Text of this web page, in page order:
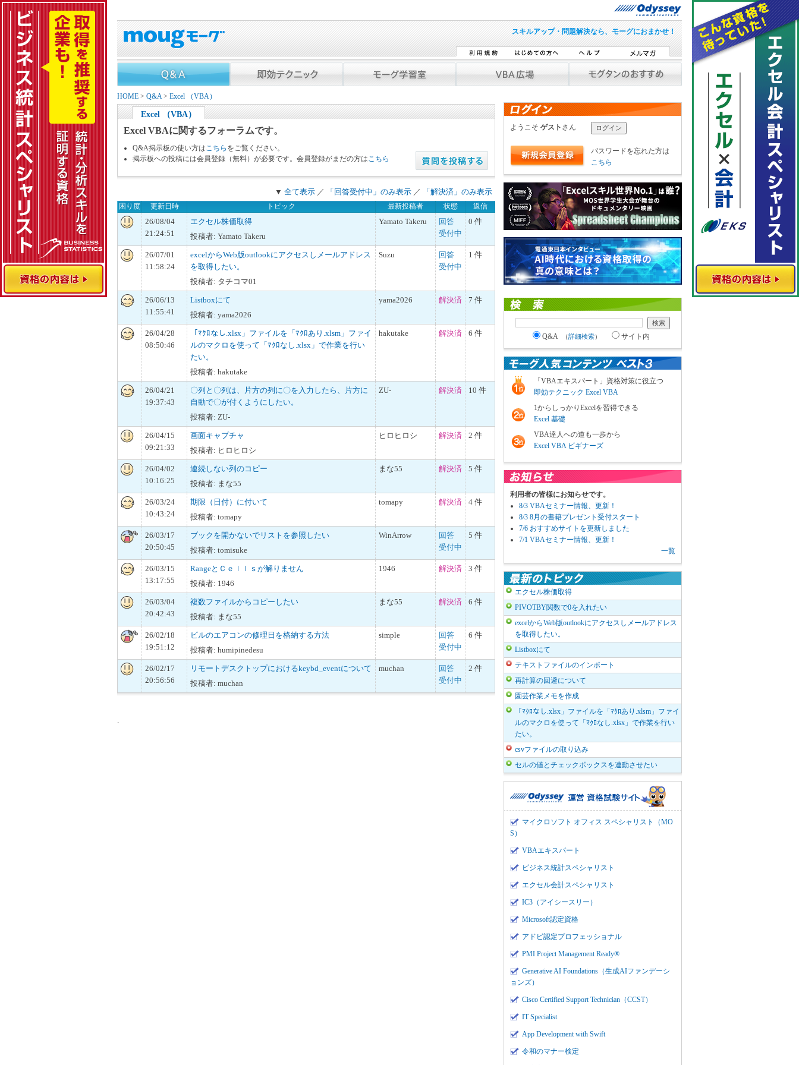
スキルアップ・問題解決なら、モーグにおまかせ！
HOME > Q&A> Excel （VBA）
Excel （VBA）
Excel VBAに関するフォーラムです。
Q&A掲示板の使い方は こちら をご覧ください。
掲示板への投稿には会員登録（無料）が必要です。会員登録がまだの方は こちら
▼ 全て表示 ／ 「回答受付中」のみ表示 ／ 「解決済」のみ表示
困り度 更新日時 トピック 最新投稿者 状態 返信
26/08/04
21:24:51
エクセル株価取得
投稿者: Yamato Takeru
Yamato Takeru
回答
受付中
0 件
26/07/01
11:58:24
excelからWeb版outlookにアクセスしメールアドレス
を取得したい。
投稿者: タチコマ01
Suzu
回答
受付中
1 件
26/06/13
11:55:41
Listboxにて
投稿者: yama2026
yama2026 解決済 7 件
26/04/28
08:50:46
「ﾏｸﾛなし.xlsx」ファイルを「ﾏｸﾛあり.xlsm」ファイ
ルのマクロを使って「ﾏｸﾛなし.xlsx」で作業を行い
たい。
投稿者: hakutake
hakutake 解決済 6 件
26/04/21
19:37:43
〇列と〇列は、片方の列に〇を入力したら、片方に
自動で〇が付くようにしたい。
投稿者: ZU-
ZU- 解決済 10 件
26/04/15
09:21:33
画面キャプチャ
投稿者: ヒロヒロシ
ヒロヒロシ 解決済 2 件
26/04/02
10:16:25
連続しない列のコピー
投稿者: まな55
まな55 解決済 5 件
26/03/24
10:43:24
期限（日付）に付いて
投稿者: tomapy
tomapy 解決済 4 件
26/03/17
20:50:45
ブックを開かないでリストを参照したい
投稿者: tomisuke
WinArrow
回答
受付中
5 件
26/03/15
13:17:55
RangeとＣｅｌｌｓが解りません
投稿者: 1946
1946 解決済 3 件
26/03/04
20:42:43
複数ファイルからコピーしたい
投稿者: まな55
まな55 解決済 6 件
26/02/18
19:51:12
ビルのエアコンの修理日を格納する方法
投稿者: humipinedesu
simple
回答
受付中
6 件
26/02/17
20:56:56
リモートデスクトップにおけるkeybd_eventについて
投稿者: muchan
muchan
回答
受付中
2 件
ようこそ ゲスト さん
パスワードを忘れた方は
こちら
Q&A （詳細検索） サイト内
「VBAエキスパート」資格対策に役立つ
即効テクニック Excel VBA
1からしっかりExcelを習得できる
Excel 基礎
VBA達人への道も一歩から
Excel VBA ビギナーズ
利用者の皆様にお知らせです。
8/3 VBAセミナー情報、更新！
8/3 8月の書籍プレゼント受付スタート
7/6 おすすめサイトを更新しました
7/1 VBAセミナー情報、更新！
一覧
エクセル株価取得
PIVOTBY関数で0を入れたい
excelからWeb版outlookにアクセスしメールアドレス
を取得したい。
Listboxにて
テキストファイルのインポート
再計算の回避について
園芸作業メモを作成
「ﾏｸﾛなし.xlsx」ファイルを「ﾏｸﾛあり.xlsm」ファイ
ルのマクロを使って「ﾏｸﾛなし.xlsx」で作業を行い
たい。
csvファイルの取り込み
セルの値とチェックボックスを連動させたい
マイクロソフト オフィス スペシャリスト（MO
S）
VBAエキスパート
ビジネス統計スペシャリスト
エクセル会計スペシャリスト
IC3（アイシースリー）
Microsoft認定資格
アドビ認定プロフェッショナル
PMI Project Management Ready®
Generative AI Foundations（生成AIファンデーシ
ョンズ）
Cisco Certified Support Technician（CCST）
IT Specialist
App Development with Swift
令和のマナー検定